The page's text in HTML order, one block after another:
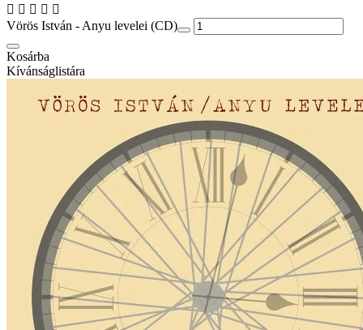
Vörös István - Anyu levelei (CD)
Kosárba
Kívánságlistára